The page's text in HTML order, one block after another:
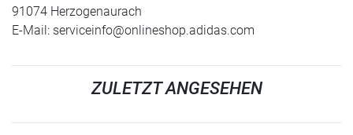
91074 Herzogenaurach
E-Mail: serviceinfo@onlineshop.adidas.com
ZULETZT ANGESEHEN